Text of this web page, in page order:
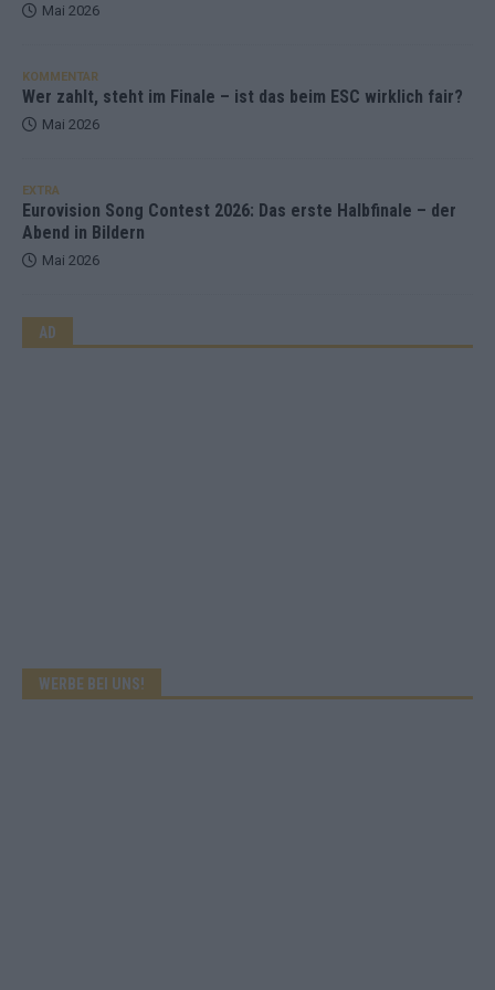
Mai 2026
KOMMENTAR
Wer zahlt, steht im Finale – ist das beim ESC wirklich fair?
Mai 2026
EXTRA
Eurovision Song Contest 2026: Das erste Halbfinale – der
Abend in Bildern
Mai 2026
AD
WERBE BEI UNS!